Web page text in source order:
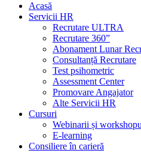
Acasă
Servicii HR
Recrutare ULTRA
Recrutare 360”
Abonament Lunar
Consultanță Recrutare
Test psihometric
Assessment Center
Promovare Angajator
Alte Servicii HR
Cursuri
Webinarii și
E-learning
Consiliere în carieră